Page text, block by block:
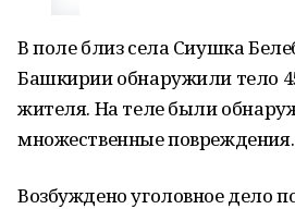
В поле близ села Сиушка
Башкирии обнаружили тело
жителя. На теле были
множественные повреждения.
Возбуждено уголовное дело